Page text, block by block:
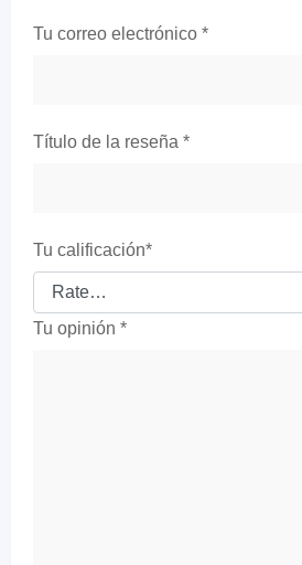
Tu correo electrónico *
Título de la reseña *
Tu calificación*
Tu opinión *